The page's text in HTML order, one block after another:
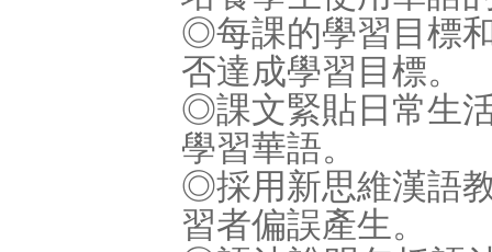
◎每課的學習目標
否達成學習目標。
◎課文緊貼日常生
學習華語。
◎採用新思維漢語
習者偏誤產生。